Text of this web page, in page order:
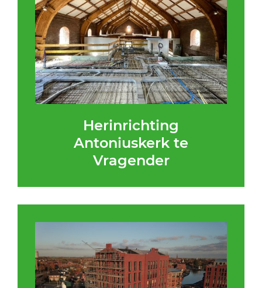
Herinrichting
Antoniuskerk te
Vragender